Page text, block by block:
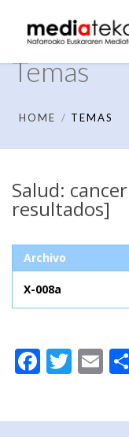
Temas
HOME TEMAS
Salud:
resultados]
Archivo
X-008a